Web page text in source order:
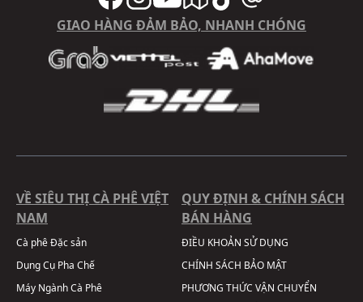
GIAO HÀNG ĐẢM BẢO, NHANH CHÓNG
VỀ SIÊU THỊ CÀ PHÊ VIỆT
NAM
Cà phê Đặc sản
Dụng Cụ Pha Chế
Máy Ngành Cà Phê
QUY ĐỊNH & CHÍNH SÁCH
BÁN HÀNG
ĐIỀU KHOẢN SỬ DỤNG
CHÍNH SÁCH BẢO MẬT
PHƯƠNG THỨC VẬN CHUYỂN